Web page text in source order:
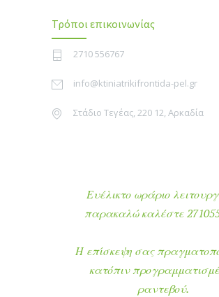
Τρόποι επικοινωνίας
2710 556767
info@ktiniatrikifrontida-pel.gr
Στάδιο Τεγέας, 220 12, Αρκαδία
Ευέλικτο ωράριο
παρακαλώ καλέστε
Η επίσκεψη σας
κατόπιν
ραντεβού.